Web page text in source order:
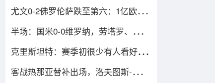
尤文0-2佛罗伦萨跌至第六：1亿欧损
半场：国米0-0维罗纳，劳塔罗、姆希
克里斯坦特：赛季初很少有人看好我
客战热那亚替补出场，洛夫图斯-奇克